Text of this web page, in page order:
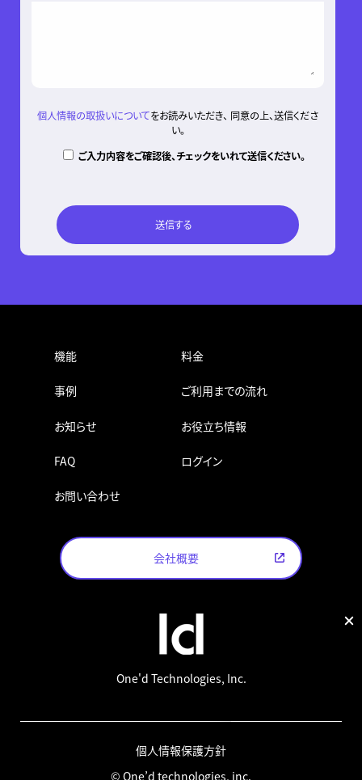
個人情報の取扱いについてをお読みいただき、 同意の上、送信くださ
い。
ご入力内容をご確認後、チェックをいれて送信ください。
機能 料金
事例 ご利用までの流れ
お知らせ お役立ち情報
FAQ ログイン
お問い合わせ
会社概要
One'd Technologies, Inc.
個人情報保護方針
© One’d technologies, inc.